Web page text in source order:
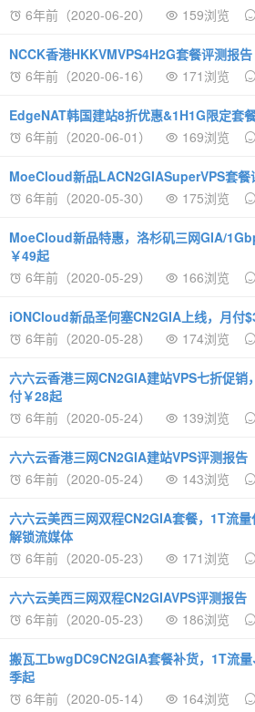
6年前（2020-06-20）
159浏览
NCCK香港HKKVMVPS4H2G套餐评测报告
6年前（2020-06-16）
171浏览
EdgeNAT韩国建站8折优惠&1H1G限定套
6年前（2020-06-01）
169浏览
MoeCloud新品LACN2GIASuperVPS套餐
6年前（2020-05-30）
175浏览
MoeCloud新品特惠，洛杉矶三网GIA/
￥49起
6年前（2020-05-29）
166浏览
iONCloud新品圣何塞CN2GIA上线，月付
6年前（2020-05-28）
174浏览
六六云香港三网CN2GIA建站VPS七折促销
付￥28起
6年前（2020-05-24）
139浏览
六六云香港三网CN2GIA建站VPS评测报告
6年前（2020-05-24）
143浏览
六六云美西三网双程CN2GIA套餐，1T流
解锁流媒体
6年前（2020-05-23）
171浏览
六六云美西三网双程CN2GIAVPS评测报告
6年前（2020-05-23）
186浏览
搬瓦工bwgDC9CN2GIA套餐补货，1T流
季起
6年前（2020-05-14）
164浏览